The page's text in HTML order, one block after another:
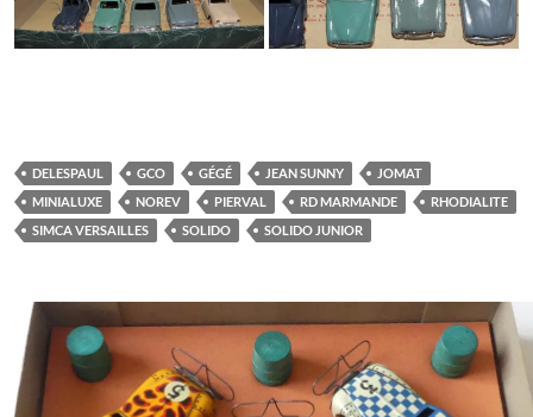
DELESPAUL GCO GÉGÉ JEAN SUNNY
JOMAT
MINIALUXE
NOREV PIERVAL RD MARMANDE
RHODIALITE
SIMCA VERSAILLES
SOLIDO SOLIDO JUNIOR